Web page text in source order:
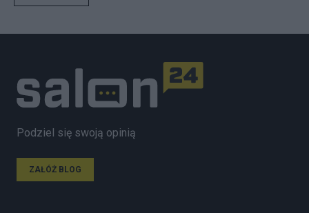
Podziel się swoją opinią
ZAŁÓŻ BLOG